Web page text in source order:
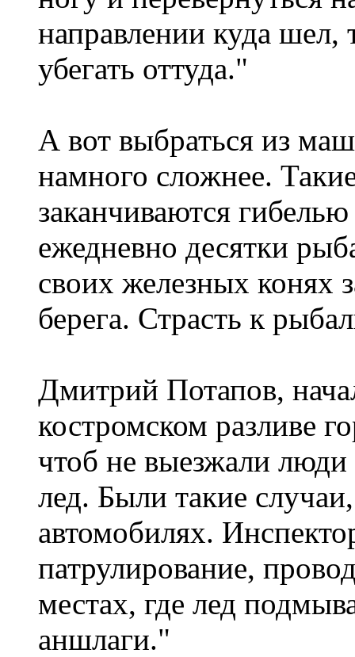
направлении куда шел,
убегать оттуда."
А вот выбраться из
намного сложнее.
заканчиваются
ежедневно десятки
своих железных конях
берега. Страсть к
Дмитрий Потапов,
костромском разливе
чтоб не выезжали люди
лед. Были такие
автомобилях.
патрулирование,
местах, где лед
аншлаги."